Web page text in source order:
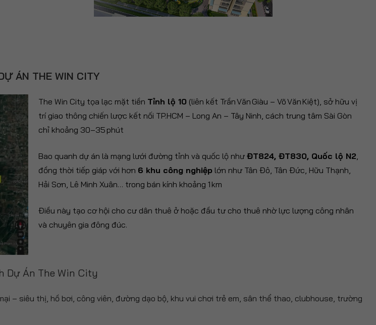
ÁN THE WIN CITY
The Win City tọa lạc mặt tiền Tỉnh lộ 10 (liên kết Trần Văn Giàu – Võ Văn Kiệt), sở hữu vị
trí giao thông chiến lược kết nối TP.HCM – Long An – Tây Ninh, cách trung tâm Sài Gòn
chỉ khoảng 30–35 phút
Bao quanh dự án là mạng lưới đường tỉnh và quốc lộ như ĐT824, ĐT830, Quốc lộ N2,
đồng thời tiếp giáp với hơn 6 khu công nghiệp lớn như Tân Đô, Tân Đức, Hữu Thạnh,
Hải Sơn, Lê Minh Xuân… trong bán kính khoảng 1 km
Điều này tạo cơ hội cho cư dân thuê ở hoặc đầu tư cho thuê nhờ lực lượng công nhân
và chuyên gia đông đúc.
Dự Án The Win City
– siêu thị, hồ bơi, công viên, đường dạo bộ, khu vui chơi trẻ em, sân thể thao, clubhouse, trường